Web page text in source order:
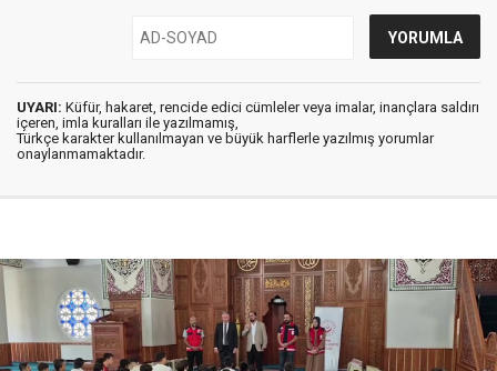
UYARI: Küfür, hakaret, rencide edici cümleler veya imalar, inançlara saldırı
içeren, imla kuralları ile yazılmamış,
Türkçe karakter kullanılmayan ve büyük harflerle yazılmış yorumlar
onaylanmamaktadır.